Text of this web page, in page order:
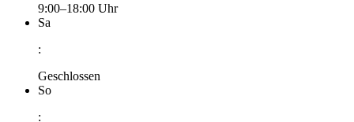
9:00–18:00 Uhr
Sa
:
Geschlossen
So
: